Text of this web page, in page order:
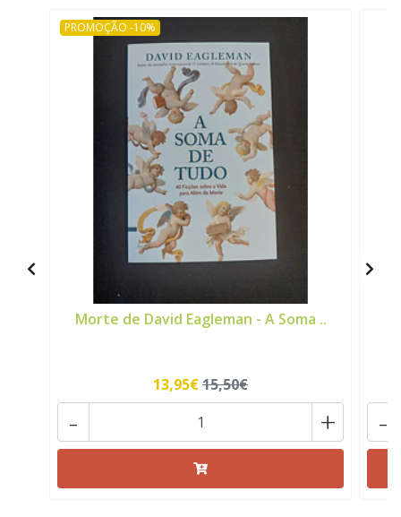
PROMOÇÃO -10%
Morte de David Eagleman - A Soma ..
13,95€15,50€
+
- -